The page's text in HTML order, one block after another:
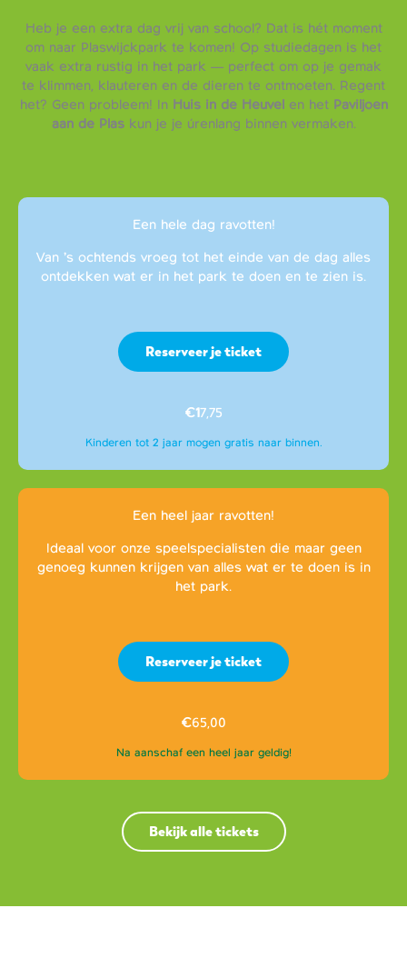
Heb je een extra dag vrij van school? Dat is hét moment
om naar Plaswijckpark te komen! Op studiedagen is het
vaak extra rustig in het park — perfect om op je gemak
te klimmen, klauteren en de dieren te ontmoeten. Regent
het? Geen probleem! In Huis in de Heuvelen het Paviljoen
aan de Plaskun je je úrenlang binnen vermaken.
Een hele dag ravotten!
Van ’s ochtends vroeg tot het einde van de dag alles
ontdekken wat er in het park te doen en te zien is.
Reserveer je ticket
€17,75
Kinderen tot 2 jaar mogen gratis naar binnen.
Een heel jaar ravotten!
Ideaal voor onze speelspecialisten die maar geen
genoeg kunnen krijgen van alles wat er te doen is in
het park.
Reserveer je ticket
€65,00
Na aanschaf een heel jaar geldig!
Bekijk alle tickets